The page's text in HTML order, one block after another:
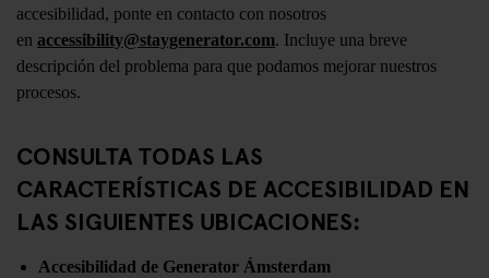
accesibilidad, ponte en contacto con nosotros
en accessibility@staygenerator.com. Incluye una breve
descripción del problema para que podamos mejorar nuestros
procesos.
​CONSULTA TODAS LAS
CARACTERÍSTICAS DE ACCESIBILIDAD EN
LAS SIGUIENTES UBICACIONES:
Accesibilidad de Generator Ámsterdam